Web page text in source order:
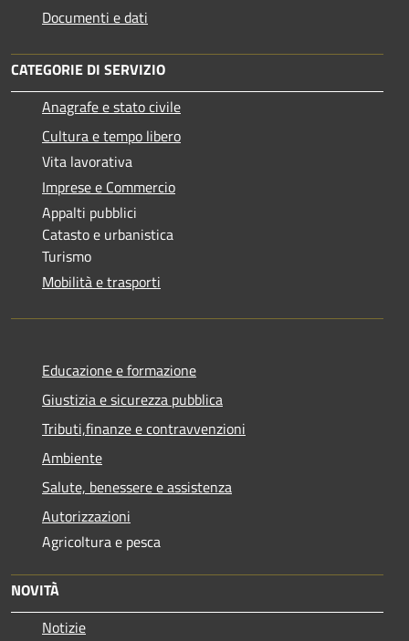
Documenti e dati
CATEGORIE DI SERVIZIO
Anagrafe e stato civile
Cultura e tempo libero
Vita lavorativa
Imprese e Commercio
Appalti pubblici
Catasto e urbanistica
Turismo
Mobilità e trasporti
Educazione e formazione
Giustizia e sicurezza pubblica
Tributi,finanze e contravvenzioni
Ambiente
Salute, benessere e assistenza
Autorizzazioni
Agricoltura e pesca
NOVITÀ
Notizie